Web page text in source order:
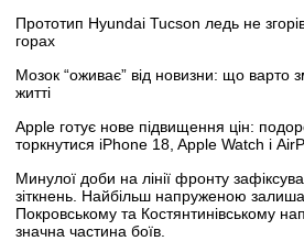
Прототип Hyundai Tucson ледь не
горах
Мозок “оживає” від новизни: що варто
житті
Apple готує нове підвищення цін:
торкнутися iPhone 18, Apple Watch і
Минулої доби на лінії фронту
зіткнень. Найбільш напруженою
Покровському та Костянтинівському
значна частина боїв.